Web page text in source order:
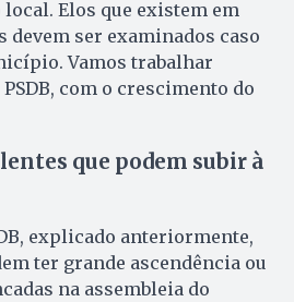
local. Elos que existem em
devem ser examinados caso
Vamos trabalhar
com o crescimento do
que podem subir à
explicado anteriormente,
ter grande ascendência ou
na assembleia do